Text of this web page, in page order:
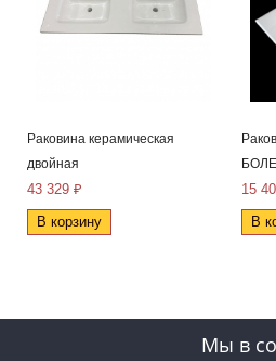
Раковина керамическая
двойная
43 329 ₽
В корзину
15
В
Мы в